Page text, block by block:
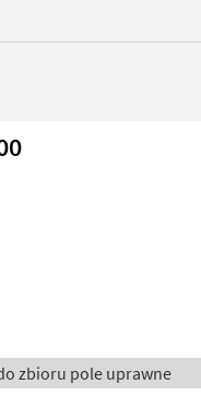
zbioru pole uprawne